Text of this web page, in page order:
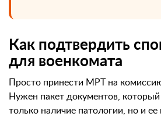
Как подтвердить
для военкомата
Просто принести МРТ на
Нужен пакет документов,
только наличие патологии, но и